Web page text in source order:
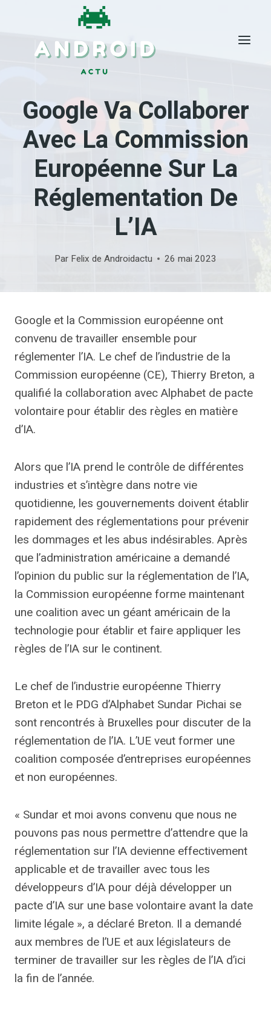
Google Va Collaborer
Avec La Commission
Européenne Sur La
Réglementation De
L’IA
Par Felix de Androidactu 26 mai 2023
Google et la Commission européenne ont
convenu de travailler ensemble pour
réglementer l’IA. Le chef de l’industrie de la
Commission européenne (CE), Thierry Breton, a
qualifié la collaboration avec Alphabet de pacte
volontaire pour établir des règles en matière
d’IA.
Alors que l’IA prend le contrôle de différentes
industries et s’intègre dans notre vie
quotidienne, les gouvernements doivent établir
rapidement des réglementations pour prévenir
les dommages et les abus indésirables. Après
que l’administration américaine a demandé
l’opinion du public sur la réglementation de l’IA,
la Commission européenne forme maintenant
une coalition avec un géant américain de la
technologie pour établir et faire appliquer les
règles de l’IA sur le continent.
Le chef de l’industrie européenne Thierry
Breton et le PDG d’Alphabet Sundar Pichai se
sont rencontrés à Bruxelles pour discuter de la
réglementation de l’IA. L’UE veut former une
coalition composée d’entreprises européennes
et non européennes.
« Sundar et moi avons convenu que nous ne
pouvons pas nous permettre d’attendre que la
réglementation sur l’IA devienne effectivement
applicable et de travailler avec tous les
développeurs d’IA pour déjà développer un
pacte d’IA sur une base volontaire avant la date
limite légale », a déclaré Breton. Il a demandé
aux membres de l’UE et aux législateurs de
terminer de travailler sur les règles de l’IA d’ici
la fin de l’année.